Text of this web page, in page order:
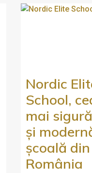
Nordic
School,
mai sigură
și
școală din
România